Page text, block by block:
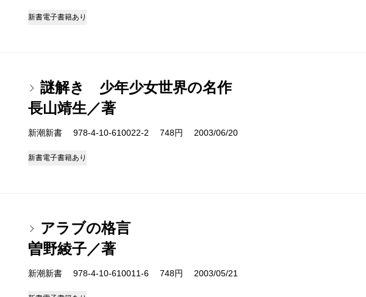
新書電子書籍あり
謎解き 少年少女世界の名作
長山靖生／著
新潮新書 978-4-10-610022-2 748円 2003/06/20
新書電子書籍あり
アラブの格言
曽野綾子／著
新潮新書 978-4-10-610011-6 748円 2003/05/21